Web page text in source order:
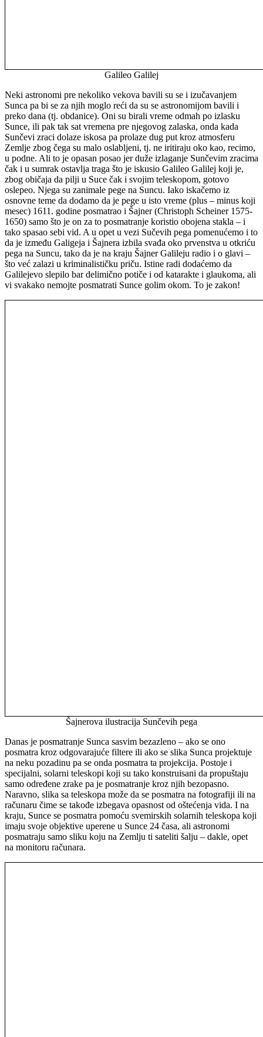
Galileo Galilej
Neki astronomi pre nekoliko vekova bavili su se i izučavanjem
Sunca pa bi se za njih moglo reći da su se astronomijom bavili i
preko dana (tj. obdanice). Oni su birali vreme odmah po izlasku
Sunce, ili pak tak sat vremena pre njegovog zalaska, onda kada
Sunčevi zraci dolaze iskosa pa prolaze dug put kroz atmosferu
Zemlje zbog čega su malo oslabljeni, tj. ne iritiraju oko kao, recimo,
u podne. Ali to je opasan posao jer duže izlaganje Sunčevim zracima
čak i u sumrak ostavlja traga što je iskusio Galileo Galilej koji je,
zbog običaja da pilji u Suce čak i svojim teleskopom, gotovo
oslepeo. Njega su zanimale pege na Suncu. Iako iskačemo iz
osnovne teme da dodamo da je pege u isto vreme (plus – minus koji
mesec) 1611. godine posmatrao i Šajner (Christoph Scheiner 1575-
1650) samo što je on za to posmatranje koristio obojena stakla – i
tako spasao sebi vid. A u opet u vezi Sučevih pega pomenućemo i to
da je između Galigeja i Šajnera izbila svađa oko prvenstva u otkriću
pega na Suncu, tako da je na kraju Šajner Galileju radio i o glavi –
što već zalazi u kriminalističku priču. Istine radi dodaćemo da
Galilejevo slepilo bar delimično potiče i od katarakte i glaukoma, ali
vi svakako nemojte posmatrati Sunce golim okom. To je zakon!
Šajnerova ilustracija Sunčevih pega
Danas je posmatranje Sunca sasvim bezazleno – ako se ono
posmatra kroz odgovarajuće filtere ili ako se slika Sunca projektuje
na neku pozadinu pa se onda posmatra ta projekcija. Postoje i
specijalni, solarni teleskopi koji su tako konstruisani da propuštaju
samo određene zrake pa je posmatranje kroz njih bezopasno.
Naravno, slika sa teleskopa može da se posmatra na fotografiji ili na
računaru čime se takođe izbegava opasnost od oštećenja vida. I na
kraju, Sunce se posmatra pomoću svemirskih solarnih teleskopa koji
imaju svoje objektive uperene u Sunce 24 časa, ali astronomi
posmatraju samo sliku koju na Zemlju ti sateliti šalju – dakle, opet
na monitoru računara.